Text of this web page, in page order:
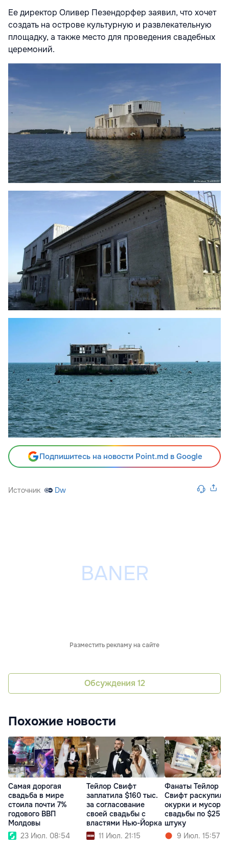
Ее директор Оливер Пезендорфер заявил, что хочет
создать на острове культурную и развлекательную
площадку, а также место для проведения свадебных
церемоний.
Подпишитесь на новости Point.md в Google
Источник Dw
Разместить рекламу на сайте
Обсуждения 12
Похожие новости
Самая дорогая
свадьба в мире
стоила почти 7%
годового ВВП
Молдовы
23 Июл. 08:54
Тейлор Свифт
заплатила $160 тыс.
за согласование
своей свадьбы с
властями Нью-Йорка
11 Июл. 21:15
Фанаты Тейлор
Свифт раскупили
окурки и мусор с
свадьбы по $25
штуку
9 Июл. 15:57